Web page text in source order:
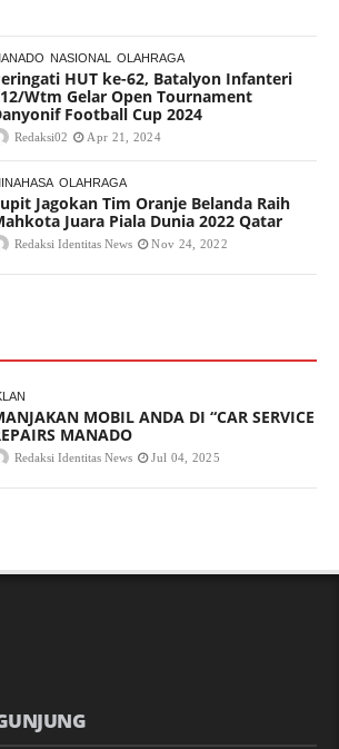
NASIONAL OLAHRAGA
HUT ke-62, Batalyon Infanteri
Wtm Gelar Open Tournament
Football Cup 2024
Redaksi02 Apr 21, 2024
OLAHRAGA
Jagokan Tim Oranje Belanda Raih
Juara Piala Dunia 2022 Qatar
Redaksi Identitas News Nov 24, 2022
MOBIL ANDA DI “CAR SERVICE
MANADO
Redaksi Identitas News Jul 04, 2025